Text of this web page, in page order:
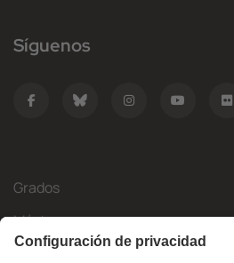
Síguenos
Grados
Másteres
Movilidad Internacional